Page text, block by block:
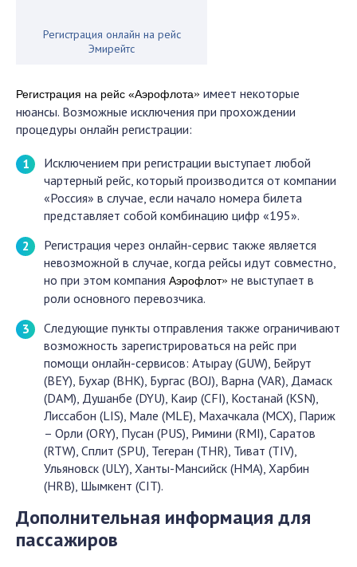
Регистрация онлайн на рейс
Эмирейтс
Регистрация на рейс «Аэрофлота» имеет некоторые
нюансы. Возможные исключения при прохождении
процедуры онлайн регистрации:
Исключением при регистрации выступает любой
чартерный рейс, который производится от компании
«Россия» в случае, если начало номера билета
представляет собой комбинацию цифр «195».
Регистрация через онлайн-сервис также является
невозможной в случае, когда рейсы идут совместно,
но при этом компания Аэрофлот» не выступает в
роли основного перевозчика.
Следующие пункты отправления также ограничивают
возможность зарегистрироваться на рейс при
помощи онлайн-сервисов: Атырау (GUW), Бейрут
(BEY), Бухар (BHK), Бургас (BOJ), Варна (VAR), Дамаск
(DAM), Душанбе (DYU), Каир (CFI), Костанай (KSN),
Лиссабон (LIS), Мале (MLE), Махачкала (MCX), Париж
– Орли (ORY), Пусан (PUS), Римини (RMI), Саратов
(RTW), Сплит (SPU), Тегеран (THR), Тиват (TIV),
Ульяновск (ULY), Ханты-Мансийск (HMA), Харбин
(HRB), Шымкент (CIT).
Дополнительная информация для
пассажиров